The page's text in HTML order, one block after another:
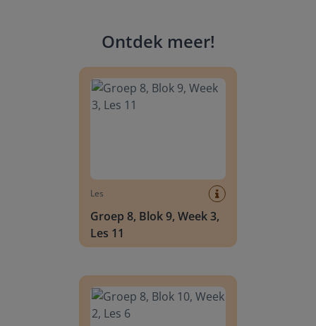
Ontdek meer!
Les
Groep 8, Blok 9, Week 3,
Les 11